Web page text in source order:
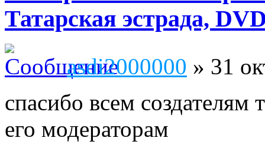
Татарская эстрада,
asdi2000000 » 31
спасибо всем создателям
его модераторам